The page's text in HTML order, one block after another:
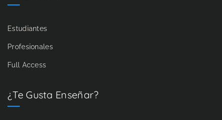
Estudiantes
Profesionales
Full Access
¿Te Gusta Enseñar?